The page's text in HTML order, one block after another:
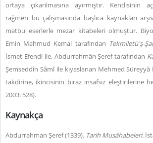
ortaya çıkarılmasına ayırmıştır. Kendisinin
rağmen bu çalışmasında başlıca kaynakları
matbu eserlerle mezar kitabeleri olmuştur.
Emin Mahmud Kemal tarafından Tekmiletü'ş-
İsmet Efendi ile, Abdurrahmân Şeref tarafından
Şemseddîn Sâmî ile kıyaslanan Mehmed
takdirine, ikincisinin biraz insafsız eleştirilerine
2003: 528).
Kaynakça
Abdurrahman Şeref (1339). Tarih Musâhabeleri.